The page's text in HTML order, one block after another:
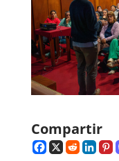
Compartir